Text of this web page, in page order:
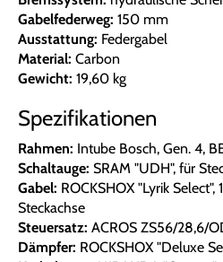
Gabelfederweg: 150 mm
Ausstattung: Federgabel
Material: Carbon
Gewicht: 19,60 kg
Spezifikationen
Rahmen: Intube Bosch, Gen. 4,
Schaltauge: SRAM "UDH", für
Gabel: ROCKSHOX "Lyrik
Steckachse
Steuersatz: ACROS ZS56/28,6/
Dämpfer: ROCKSHOX "Deluxe